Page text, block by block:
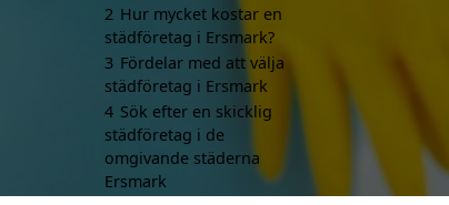
2 Hur mycket kostar en
städföretag i Ersmark?
3 Fördelar med att välja
städföretag i Ersmark
4 Sök efter en skicklig
städföretag i de
omgivande städerna
Ersmark